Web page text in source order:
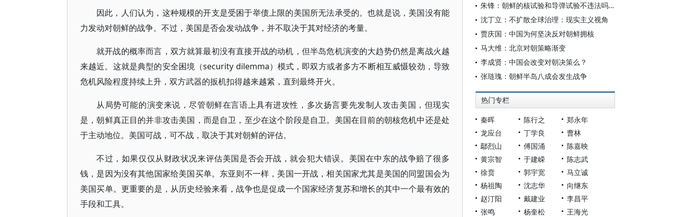
因此，人们认为，这种规模的开支是受困于举债上限的美国所无法承受的。也就是说，美国没有能
力发动对朝鲜的战争。不过，美国是否会发动战争，并不取决于其对经济的考量。
就开战的概率而言，双方就算最初没有直接开战的动机，但半岛危机演变的大趋势仍然是离战火越
来越近。这就是典型的安全困境（security dilemma）模式，即双方或者多方不断相互威慑较劲，导致
危机风险程度持续上升，双方武器的扳机扣得越来越紧，直到最终开火。
从局势可能的演变来说，尽管朝鲜在言语上具有进攻性，多次扬言要先发制人攻击美国，但现实
是，朝鲜真正目的并非攻击美国，而是自卫，至少在这个阶段是自卫。美国在目前的朝核危机中还是处
于主动地位。美国可战，可不战，取决于其对朝鲜的评估。
不过，如果仅仅从财政状况来评估美国是否会开战，就会犯大错误。美国在中东的战争赔了很多
钱，是因为没有其他国家给美国买单。东亚则不一样，美国一开战，相关国家尤其是美国的同盟国会为
美国买单。更重要的是，从历史经验来看，战争也是促成一个国家经济复苏和增长的其中一个最有效的
手段和工具。
朱锋：朝鲜的核试验和导弹试验不违法吗？
沈丁立：不扩散全球治理：现实主义视角
贾庆国：中国为何坚决反对朝鲜拥核
马大维：北京对朝策略渐变
李成贤：中国会改变对朝决策么？
张琏瑰：朝鲜半岛八成会发生战争
热门专栏
秦晖 陈行之
郑永年
龙应台
丁学良
曹林
鄢烈山
傅国涌
陈嘉映
黄宗智
于建嵘
陈志武
徐贲
郭宇宽
马立诚
杨祖陶
沈志华
向继东
赵汀阳
戴建业
李昌平
张鸣
杨奎松
王海光